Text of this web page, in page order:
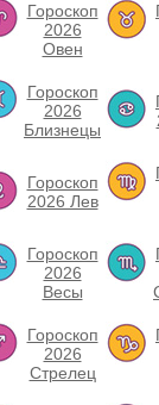
Гороскоп
2026
Овен
Гороскоп
2026
Близнецы
Гороскоп
2026 Лев
Гороскоп
2026
Весы
Гороскоп
2026
Стрелец